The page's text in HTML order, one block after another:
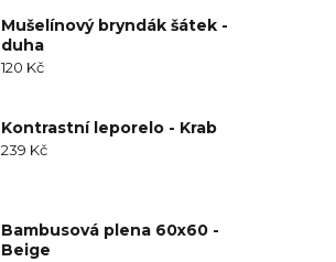
Mušelínový bryndák šátek -
duha
120 Kč
Kontrastní leporelo - Krab
239 Kč
Bambusová plena 60x60 -
Beige